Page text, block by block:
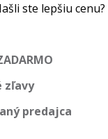
ste lepšiu cenu?
zľavy
predajca